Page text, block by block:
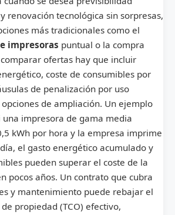
renovación tecnológica sin sorpresas,
más tradicionales como el
impresoras puntual o la compra
ofertas hay que incluir
coste de consumibles por
de penalización por uso
de ampliación. Un ejemplo
una impresora de gama media
kWh por hora y la empresa imprime
el gasto energético acumulado y
pueden superar el coste de la
pocos años. Un contrato que cubra
y mantenimiento puede rebajar el
propiedad (TCO) efectivo,